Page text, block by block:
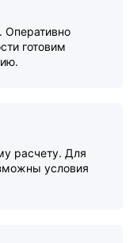
Оперативно
готовим
расчету. Для
условия